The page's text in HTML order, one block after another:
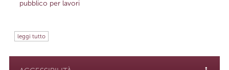
pubblico per lavori
leggi tutto